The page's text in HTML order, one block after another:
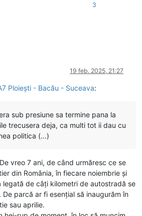
3
19 feb. 2025, 21:27
Ploiești - Bacău - Suceava:
sub presiune sa termine pana la
trecusera deja, ca multi tot ii dau cu
politica (...)
vreo 7 ani, de când urmăresc ce se
din România, în fiecare noiembrie și
legată de câți kilometri de autostradă se
parcă ar fi esențial să inaugurăm în
sau aprilie.